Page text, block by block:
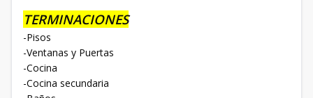
TERMINACIONES
-Pisos
-Ventanas y Puertas
-Cocina
-Cocina secundaria